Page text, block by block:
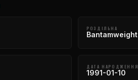
РОЗДІЛЬНА
Bantamweight
ДАТА НАРОДЖЕННЯ
1991-01-10